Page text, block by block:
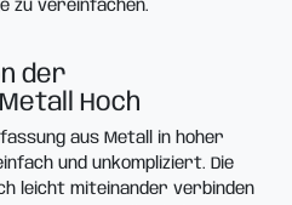
zu vereinfachen.
der
Hoch
aus Metall in hoher
und unkompliziert. Die
leicht miteinander verbinden